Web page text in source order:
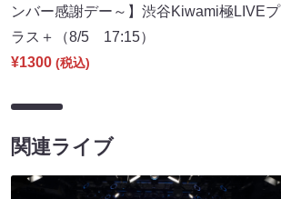
ンバー感謝デー～】渋谷Kiwami極LIVEプ
ラス＋（8/5 17:15）
¥1300 (税込)
関連ライブ